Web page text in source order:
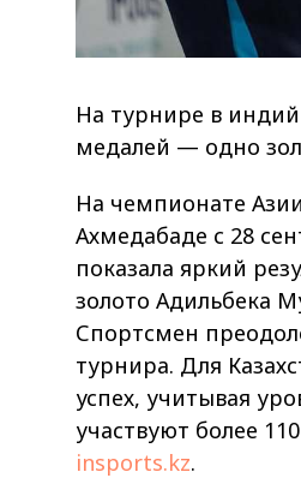
На турнире в
медалей — одно
На чемпионате
Ахмедабаде с 28
показала яркий
золото Адильбека
Спортсмен
турнира. Для
успех, учитывая
участвуют более
insports.kz.